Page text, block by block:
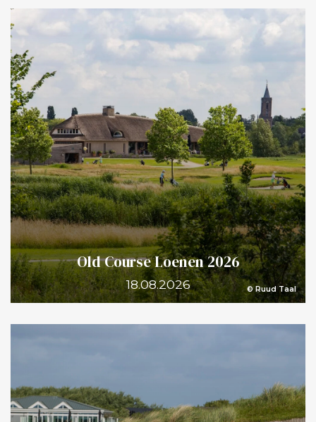
74 slagen (+2). De tweede dag liep hij de baan in 46
minuten en 30 seconden met 76 slagen! Op een baan
van bijna negen kilometer betekent dat vrijwel
onafgebroken hardlopen, terwijl je ondertussen golf op
topniveau speelt. Er viel wel een kwartje. Op beide
wedstrijddagen sloeg ik vrijwel al m'n afslagen
kaarsrecht. Niet één grote afzwaaier. Omdat je
voortdurend rent, heb je simpelweg geen tijd om na
te denken. Je remt af, stapt in je routine, slaat en rent
weer verder. Geen 'technische' gedachten. Geen
twijfel. Geen oefenswings. Gewoon staan en slaan. En
terwijl ik gisteren in mijn verloren matchplay tegen
Roland weer ouderwets boven de bal stond te
twijfelen over grip, swingbaan, balpositie en nog
twintig andere technische details, dacht ik ineens met
weemoed terug aan die Franse speedgolfdagen.
Misschien ligt de oplossing voor mijn golfspel helemaal
niet in nóg meer analyses of weer een nieuwe swing-,
gefeliciteerd met je overwinning. Het was hoe dan
ook een prachtige middag op Golfclub Wilnis.
© Ruud Taal
Old Course Loenen 2026
18.08.2026